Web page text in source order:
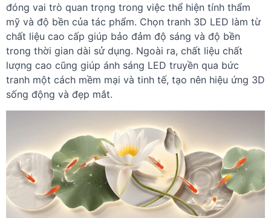
đóng vai trò quan trọng trong việc thể hiện tính thẩm
mỹ và độ bền của tác phẩm. Chọn tranh 3D LED làm từ
chất liệu cao cấp giúp bảo đảm độ sáng và độ bền
trong thời gian dài sử dụng. Ngoài ra, chất liệu chất
lượng cao cũng giúp ánh sáng LED truyền qua bức
tranh một cách mềm mại và tinh tế, tạo nên hiệu ứng 3D
sống động và đẹp mắt.